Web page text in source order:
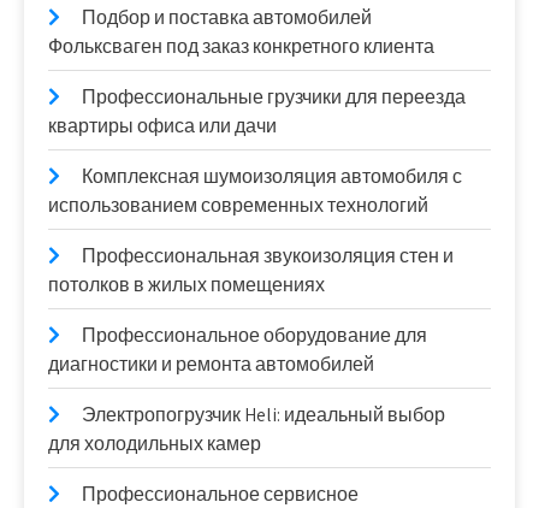
Подбор и поставка автомобилей
Фольксваген под заказ конкретного клиента
Профессиональные грузчики для переезда
квартиры офиса или дачи
Комплексная шумоизоляция автомобиля с
использованием современных технологий
Профессиональная звукоизоляция стен и
потолков в жилых помещениях
Профессиональное оборудование для
диагностики и ремонта автомобилей
Электропогрузчик Heli: идеальный выбор
для холодильных камер
Профессиональное сервисное